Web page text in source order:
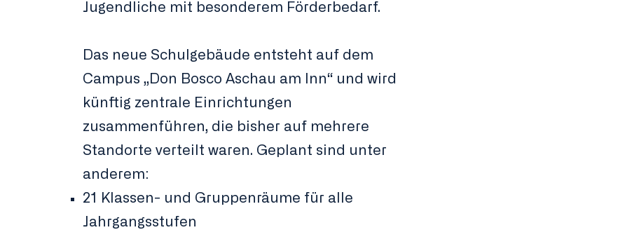
Jugendliche mit besonderem Förderbedarf.
Das neue Schulgebäude entsteht auf dem
Campus „Don Bosco Aschau am Inn“ und wird
künftig zentrale Einrichtungen
zusammenführen, die bisher auf mehrere
Standorte verteilt waren. Geplant sind unter
anderem:
21 Klassen- und Gruppenräume für alle
Jahrgangsstufen